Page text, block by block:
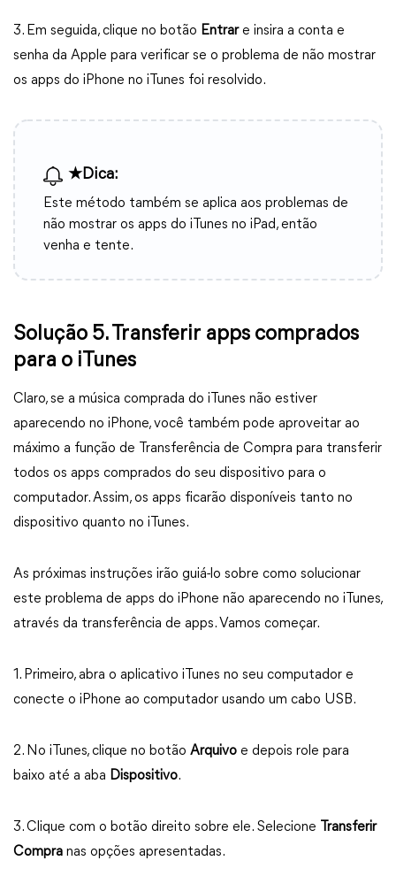
3. Em seguida, clique no botão Entrare insira a conta e
senha da Apple para verificar se o problema de não mostrar
os apps do iPhone no iTunes foi resolvido.
★Dica:
Este método também se aplica aos problemas de
não mostrar os apps do iTunes no iPad, então
venha e tente.
Solução 5. Transferir apps comprados
para o iTunes
Claro, se a música comprada do iTunes não estiver
aparecendo no iPhone, você também pode aproveitar ao
máximo a função de Transferência de Compra para transferir
todos os apps comprados do seu dispositivo para o
computador. Assim, os apps ficarão disponíveis tanto no
dispositivo quanto no iTunes.
As próximas instruções irão guiá-lo sobre como solucionar
este problema de apps do iPhone não aparecendo no iTunes,
através da transferência de apps. Vamos começar.
1. Primeiro, abra o aplicativo iTunes no seu computador e
conecte o iPhone ao computador usando um cabo USB.
2. No iTunes, clique no botão Arquivo e depois role para
baixo até a aba Dispositivo.
3. Clique com o botão direito sobre ele. Selecione
Transferir
Compra nas opções apresentadas.